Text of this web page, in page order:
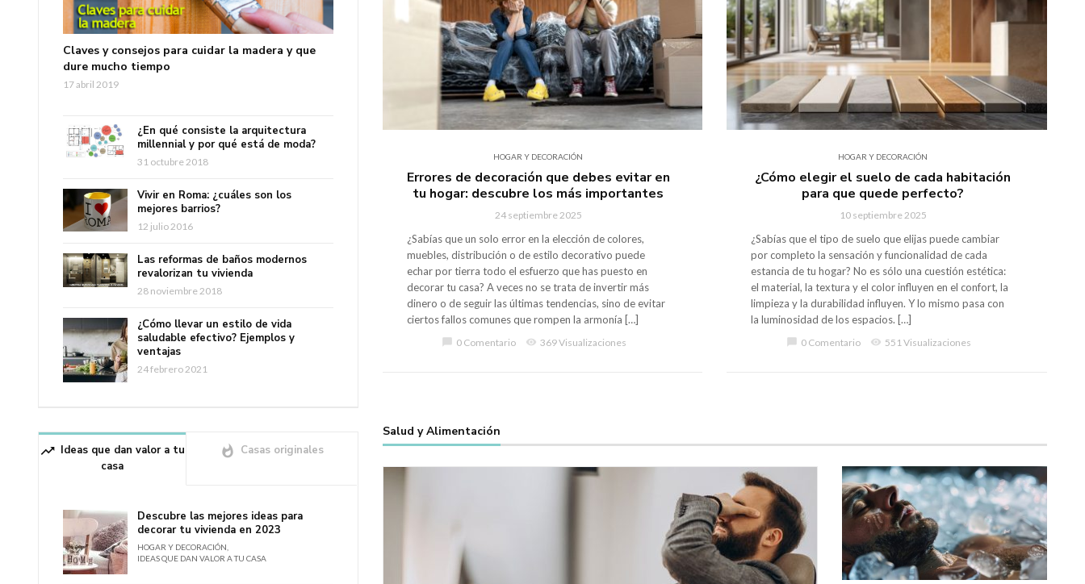
HOGAR Y DECORACIÓN
Errores de decoración que debes evitar en
tu hogar: descubre los más importantes
24 septiembre 2025
¿Sabías que un solo error en la elección de colores,
muebles, distribución o de estilo decorativo puede
echar por tierra todo el esfuerzo que has puesto en
decorar tu casa? A veces no se trata de invertir más
dinero o de seguir las últimas tendencias, sino de evitar
ciertos fallos comunes que rompen la armonía […]
chat_bubble 0 Comentario visibility 369 Visualizaciones
HOGAR Y DECORACIÓN
¿Cómo elegir el suelo de cada habitación
para que quede perfecto?
10 septiembre 2025
¿Sabías que el tipo de suelo que elijas puede cambiar
por completo la sensación y funcionalidad de cada
estancia de tu hogar? No es sólo una cuestión estética:
el material, la textura y el color influyen en el confort, la
limpieza y la durabilidad influyen. Y lo mismo pasa con
la luminosidad de los espacios. […]
chat_bubble 0 Comentario visibility 551 Visualizaciones
Salud y Alimentación
Claves y consejos para cuidar la madera y que
dure mucho tiempo
17 abril 2019
¿En qué consiste la arquitectura
millennial y por qué está de moda?
31 octubre 2018
Vivir en Roma: ¿cuáles son los
mejores barrios?
12 julio 2016
Las reformas de baños modernos
revalorizan tu vivienda
28 noviembre 2018
¿Cómo llevar un estilo de vida
saludable efectivo? Ejemplos y
ventajas
24 febrero 2021
trending_up Ideas que dan valor a tu
casa
whatshot Casas originales
Descubre las mejores ideas para
decorar tu vivienda en 2023
HOGAR Y DECORACIÓN
IDEAS QUE DAN VALOR A TU CASA